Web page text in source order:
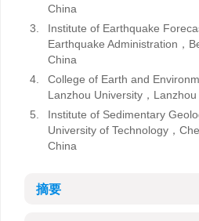
China
3.
Institute of Earthquake
Earthquake Administration，
China
4.
College of Earth and
Lanzhou University，
5.
Institute of Sedimentary
University of Technology，
China
摘要